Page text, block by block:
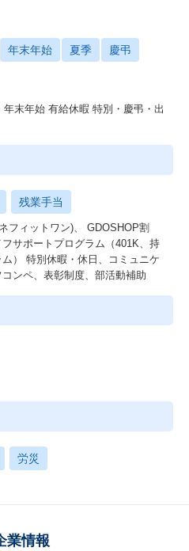
年末年始 夏季 慶弔
末年始 有給休暇 特別・慶弔・出
残業手当
フィットワン)、 GDOSHOP割
サポートプログラム（401K、持
） 特別休暇・休日、コミュニケ
ンペ、表彰制度、部活動補助
労災
業情報